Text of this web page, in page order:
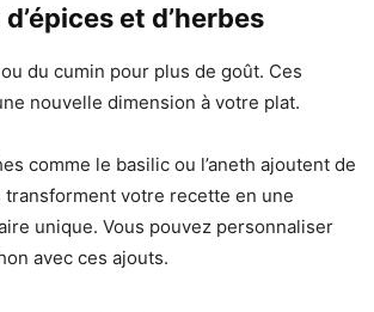
et d’herbes
du cumin pour plus de goût. Ces
nouvelle dimension à votre plat.
comme le basilic ou l’aneth ajoutent de
transforment votre recette en une
unique. Vous pouvez personnaliser
avec ces ajouts.